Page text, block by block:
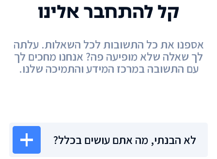
לא הבנתי, מה אתם עושים בכלל?
קל להתחבר אלינו
אספנו את כל התשובות לכל השאלות. עלתה
לך שאלה שלא מופיעה פה? אנחנו מחכים לך
עם התשובה במרכז המידע והתמיכה שלנו.